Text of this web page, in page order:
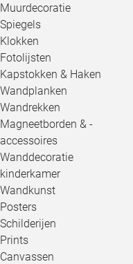
Muurdecoratie
Spiegels
Klokken
Fotolijsten
Kapstokken & Haken
Wandplanken
Wandrekken
Magneetborden & -
accessoires
Wanddecoratie
kinderkamer
Wandkunst
Posters
Schilderijen
Prints
Canvassen